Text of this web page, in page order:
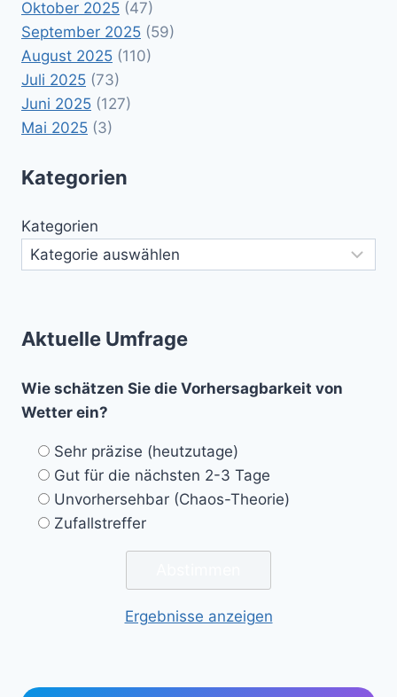
Oktober 2025 (47)
September 2025 (59)
August 2025 (110)
Juli 2025 (73)
Juni 2025 (127)
Mai 2025 (3)
Kategorien
Kategorien
Aktuelle Umfrage
Wie schätzen Sie die Vorhersagbarkeit von
Wetter ein?
Sehr präzise (heutzutage)
Gut für die nächsten 2-3 Tage
Unvorhersehbar (Chaos-Theorie)
Zufallstreffer
Ergebnisse anzeigen